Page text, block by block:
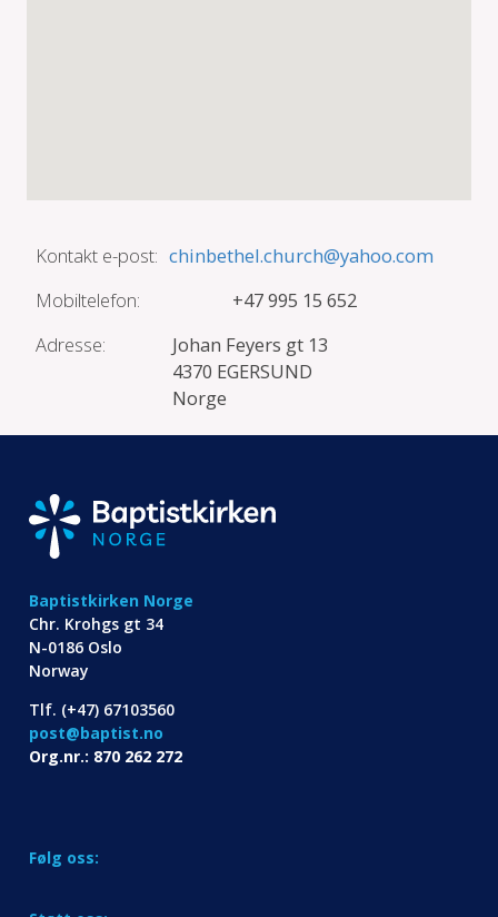
Kontakt e-post: chinbethel.church@yahoo.com
Mobiltelefon:
+47 995 15 652
Adresse:
Johan Feyers gt 13
4370 EGERSUND
Norge
Baptistkirken Norge
Chr. Krohgs gt 34
N-0186 Oslo
Norway
Tlf. (+47) 67103560
post@baptist.no
Org.nr.: 870 262 272
Følg oss: